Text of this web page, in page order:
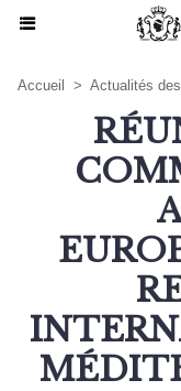
Accueil > Actualités